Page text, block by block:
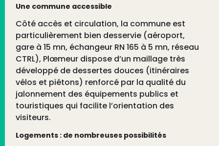
Une commune accessible
Côté accès et circulation, la commune est
particulièrement bien desservie (aéroport,
gare à 15 mn, échangeur RN 165 à 5 mn, réseau
CTRL), Plœmeur dispose d’un maillage très
développé de dessertes douces (itinéraires
vélos et piétons) renforcé par la qualité du
jalonnement des équipements publics et
touristiques qui facilite l’orientation des
visiteurs.
Logements : de nombreuses possibilités